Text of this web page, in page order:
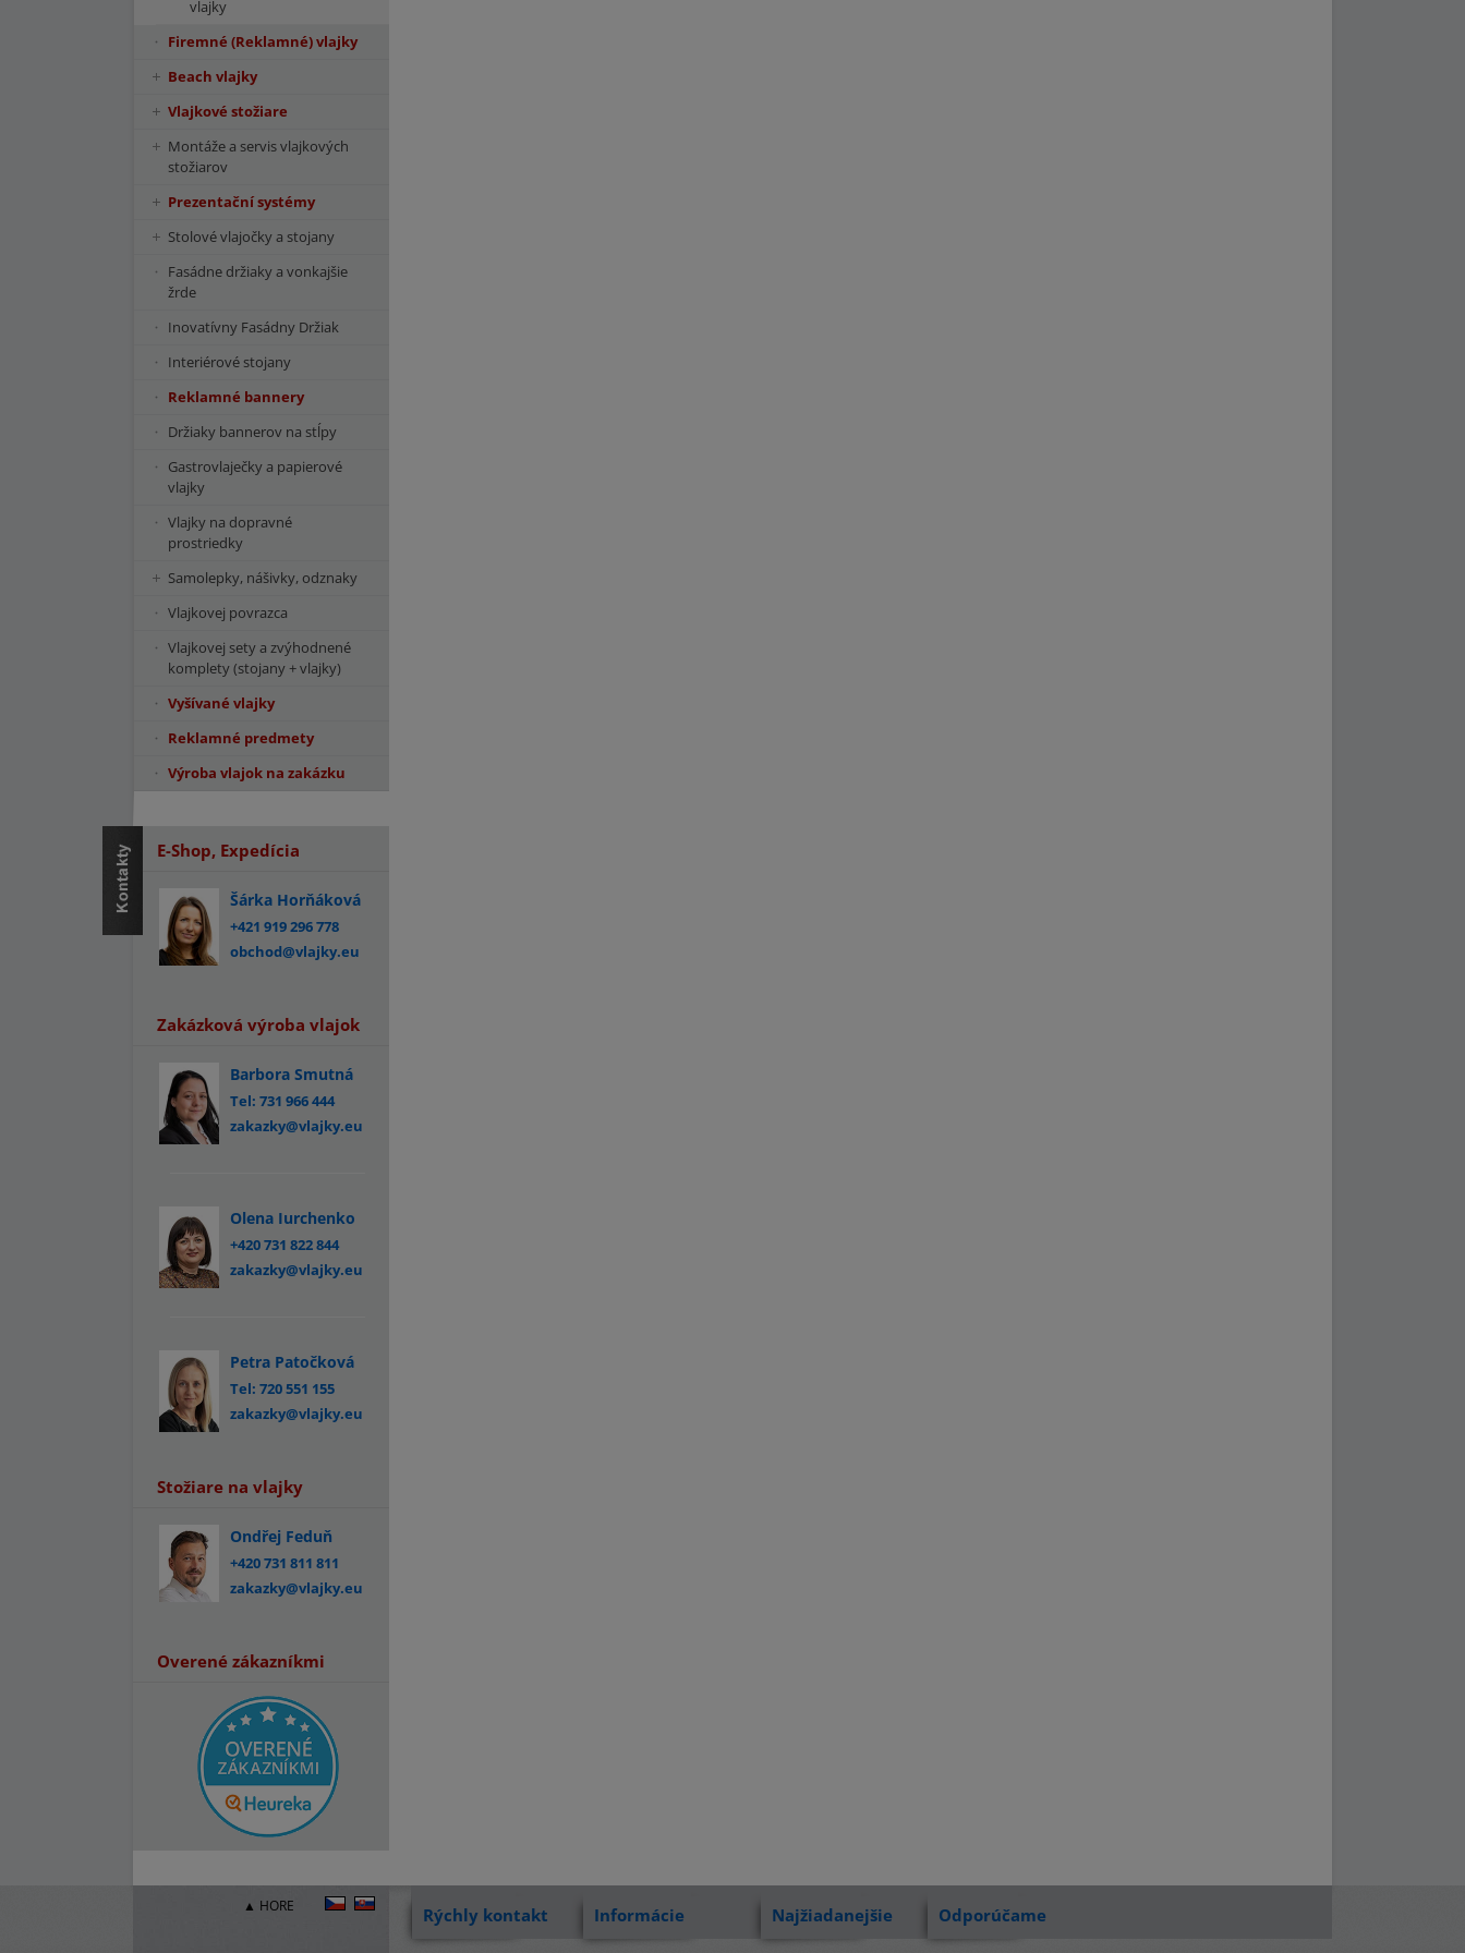
vlajky
Firemné (Reklamné) vlajky
Beach vlajky
Vlajkové stožiare
Montáže a servis vlajkových
stožiarov
Prezentační systémy
Stolové vlajočky a stojany
Fasádne držiaky a vonkajšie
žrde
Inovatívny Fasádny Držiak
Interiérové stojany
Reklamné bannery
Držiaky bannerov na stĺpy
Gastrovlaječky a papierové
vlajky
Vlajky na dopravné
prostriedky
Samolepky, nášivky, odznaky
Vlajkovej povrazca
Vlajkovej sety a zvýhodnené
komplety (stojany + vlajky)
Vyšívané vlajky
Reklamné predmety
Výroba vlajok na zakázku
E-Shop, Expedícia
Šárka Horňáková
+421 919 296 778
obchod@vlajky.eu
Zakázková výroba vlajok
Barbora Smutná
Tel: 731 966 444
zakazky@vlajky.eu
Olena Iurchenko
+420 731 822 844
zakazky@vlajky.eu
Petra Patočková
Tel: 720 551 155
zakazky@vlajky.eu
Stožiare na vlajky
Ondřej Feduň
+420 731 811 811
zakazky@vlajky.eu
Overené zákazníkmi
▲ HORE Rýchly kontakt Informácie Najžiadanejšie Odporúčame